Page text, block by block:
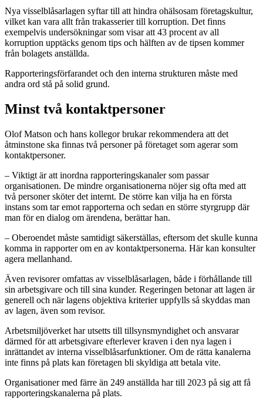
Nya visselblåsarlagen syftar till att hindra ohälsosam företagskultur,
vilket kan vara allt från trakasserier till korruption. Det finns
exempelvis undersökningar som visar att 43 procent av all
korruption upptäcks genom tips och hälften av de tipsen kommer
från bolagets anställda.
Rapporteringsförfarandet och den interna strukturen måste med
andra ord stå på solid grund.
Minst två kontaktpersoner
Olof Matson och hans kollegor brukar rekommendera att det
åtminstone ska finnas två personer på företaget som agerar som
kontaktpersoner.
– Viktigt är att inordna rapporteringskanaler som passar
organisationen. De mindre organisationerna nöjer sig ofta med att
två personer sköter det internt. De större kan vilja ha en första
instans som tar emot rapporterna och sedan en större styrgrupp där
man för en dialog om ärendena, berättar han.
– Oberoendet måste samtidigt säkerställas, eftersom det skulle kunna
komma in rapporter om en av kontaktpersonerna. Här kan konsulter
agera mellanhand.
Även revisorer omfattas av visselblåsarlagen, både i förhållande till
sin arbetsgivare och till sina kunder. Regeringen betonar att lagen är
generell och när lagens objektiva kriterier uppfylls så skyddas man
av lagen, även som revisor.
Arbetsmiljöverket har utsetts till tillsynsmyndighet och ansvarar
därmed för att arbetsgivare efterlever kraven i den nya lagen i
inrättandet av interna visselblåsarfunktioner. Om de rätta kanalerna
inte finns på plats kan företagen bli skyldiga att betala vite.
Organisationer med färre än 249 anställda har till 2023 på sig att få
rapporteringskanalerna på plats.